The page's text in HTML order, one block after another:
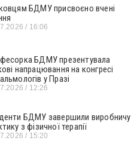
БДМУ присвоєно вчені
16:06
БДМУ презентувала
напрацювання на конгресі
у Празі
12:26
БДМУ завершили виробничу
з фізичної терапії
15:20